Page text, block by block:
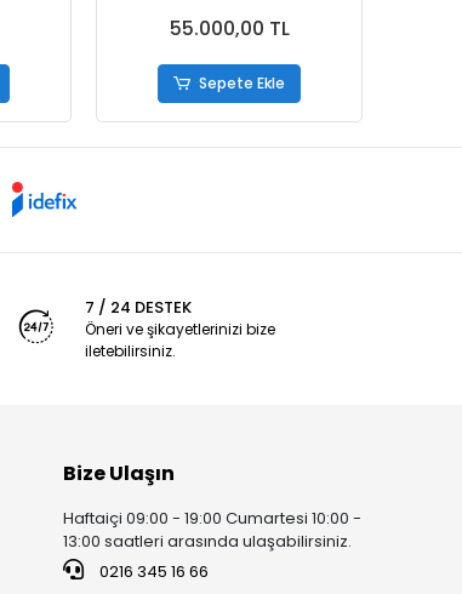
23.8 DOS AIO
55.000,00 TL
Sepete Ekle
7 / 24 DESTEK
Öneri ve şikayetlerinizi bize
iletebilirsiniz.
Bize Ulaşın
Haftaiçi 09:00 - 19:00 Cumartesi 10:00 -
13:00 saatleri arasında ulaşabilirsiniz.
0216 345 16 66